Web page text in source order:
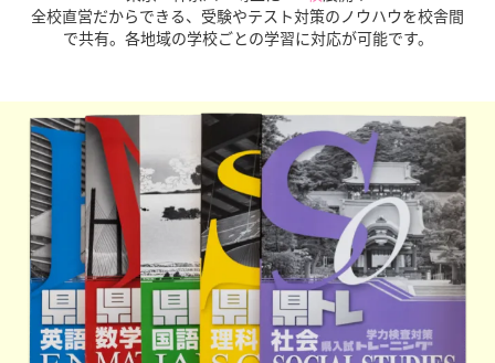
とにした適切な進路指導を正社員が行います。保護者面
談は最低年3回実施、
さらに授業外に生徒個別面談まで
実施しています。安心してお任せください。
全校直営だからできる、受験やテスト対策のノウハウを校舎間
で共有。各地域の学校ごとの学習に対応が可能です。